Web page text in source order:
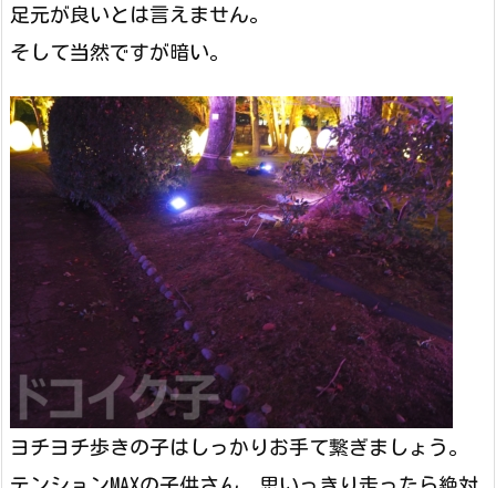
足元が良いとは言えません。
そして当然ですが暗い。
ヨチヨチ歩きの子はしっかりお手て繋ぎましょう。